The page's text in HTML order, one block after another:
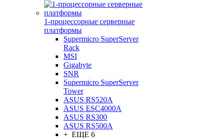
1-процессорные серверные
платформы
Supermicro SuperServer
Rack
MSI
Gigabyte
SNR
Supermicro SuperServer
Tower
ASUS RS520A
ASUS ESC4000A
ASUS RS300
ASUS RS500A
+ ЕЩЕ 6